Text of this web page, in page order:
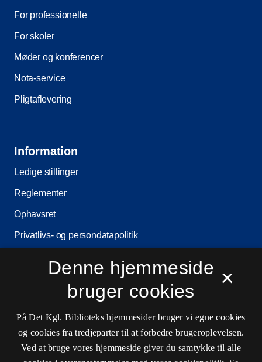
For professionelle
For skoler
Møder og konferencer
Nota-service
Pligtaflevering
Information
Ledige stillinger
Reglementer
Ophavsret
Privatlivs- og persondatapolitik
Cookieindstillinger
Kontaktinformationer
×
Denne hjemmeside
bruger cookies
På Det Kgl. Biblioteks hjemmesider bruger vi egne cookies
og cookies fra tredjeparter til at forbedre brugeroplevelsen.
Ved at bruge vores hjemmeside giver du samtykke til alle